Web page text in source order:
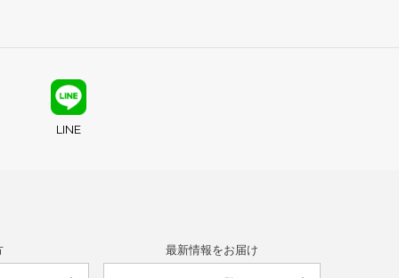
LINE
最新情報をお届け